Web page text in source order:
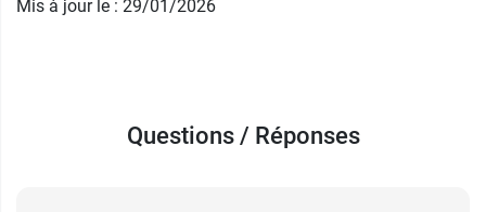
Vous pouvez au préalable rincer l'œil avec du
Mis à jour le : 29/01/2026
Questions / Réponses